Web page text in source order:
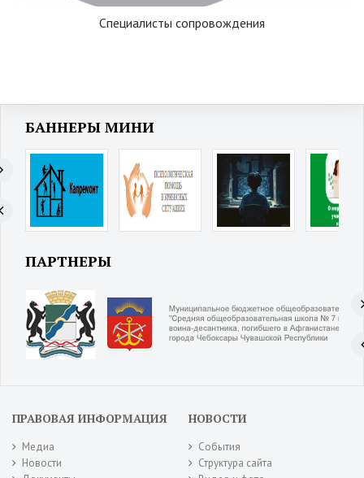
Специалисты сопровождения
БАННЕРЫ МИНИ
ПАРТНЕРЫ
ПРАВОВАЯ ИНФОРМАЦИЯ
Медиа
Новости
НОВОСТИ
События
Структура сайта